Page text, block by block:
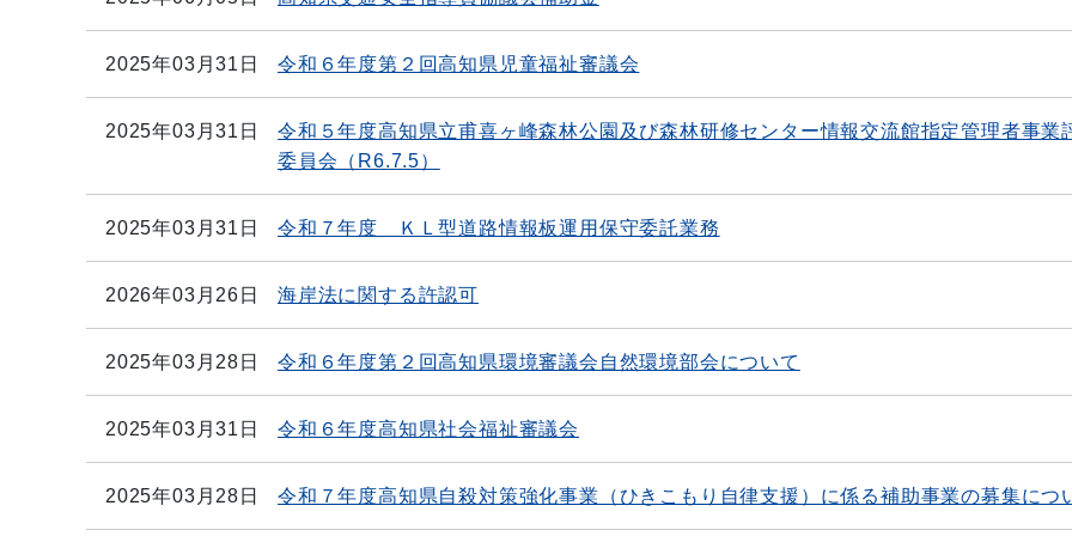
2025年03月31日 令和６年度第２回高知県児童福祉審議会
2025年03月31日
令和５年度高知県立甫喜ヶ峰森林公園及び森林研修センター情報交流館指定管理者事業
委員会（R6.7.5）
2025年03月31日 令和７年度 ＫＬ型道路情報板運用保守委託業務
2026年03月26日 海岸法に関する許認可
2025年03月28日 令和６年度第２回高知県環境審議会自然環境部会について
2025年03月31日 令和６年度高知県社会福祉審議会
2025年03月28日 令和７年度高知県自殺対策強化事業（ひきこもり自律支援）に係る補助事業の募集につ